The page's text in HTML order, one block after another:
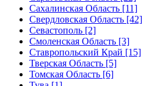
Сахалинская Область [11]
Свердловская Область [42]
Севастополь [2]
Смоленская Область [3]
Ставропольский Край [15]
Тверская Область [5]
Томская Область [6]